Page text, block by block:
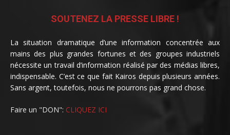
SOUTENEZ LA PRESSE LIBRE !
La situation dramatique d’une information concentrée aux
mains des plus grandes fortunes et des groupes industriels
nécessite un travail d’information réalisé par des médias libres,
indispensable. C’est ce que fait Kairos depuis plusieurs années.
Sans argent, toutefois, nous ne pourrons pas grand chose.
Faire un "DON": CLIQUEZ ICI